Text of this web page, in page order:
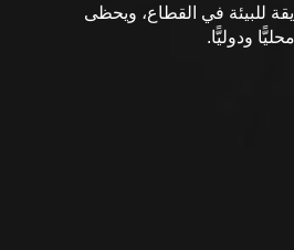
للبيئة في القطاع، ويحظى
ودوليًّا.